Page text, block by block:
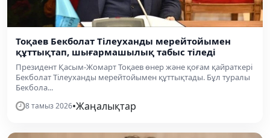
Тоқаев Бекболат Тілеуханды мерейтойымен
құттықтап, шығармашылық табыс тіледі
Президент Қасым-Жомарт Тоқаев өнер және қоғам қайраткері
Бекболат Тілеуханды мерейтойымен құттықтады. Бұл туралы
Бекбола...
8 тамыз 2026•Жаңалықтар